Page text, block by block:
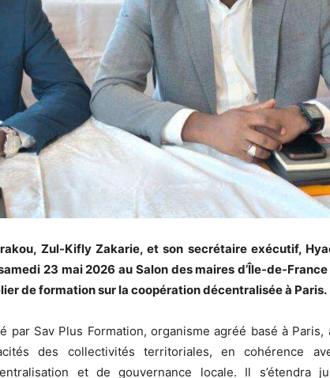
Zul-Kifly Zakarie, et son secrétaire exécutif,
23 mai 2026 au Salon des maires d’Île-de-
de formation sur la coopération décentralisée à Paris.
par Sav Plus Formation, organisme agréé basé à Paris,
des collectivités territoriales, en cohérence
et de gouvernance locale. Il s’étendra